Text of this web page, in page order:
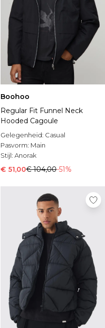
Boohoo
Regular Fit Funnel Neck
Hooded Cagoule
Gelegenheid: Casual
Pasvorm: Main
Stijl: Anorak
€ 51,00€ 104,00-51%